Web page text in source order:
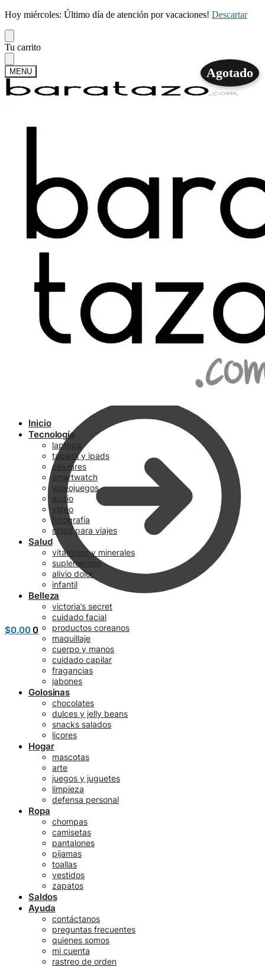
Hoy miércoles: Último día de atención por vacaciones! Descartar
Skip
to
navigation
Skip
to
content
Tu carrito
MENU
Mi cuenta
$0.00 0
Inicio
Tecnología
laptops
tablets y ipads
celulares
smartwatch
videojuegos
audio
video
fotografía
chips para viajes
Salud
vitaminas y minerales
suplementos
alivio dolor
infantil
Belleza
victoria’s secret
cuidado facial
productos coreanos
maquillaje
cuerpo y manos
cuidado capilar
fragancias
jabones
Golosinas
chocolates
dulces y jelly beans
snacks salados
licores
Hogar
mascotas
arte
juegos y juguetes
limpieza
defensa personal
Ropa
chompas
camisetas
pantalones
pijamas
toallas
vestidos
zapatos
Saldos
Ayuda
contáctanos
preguntas frecuentes
quienes somos
mi cuenta
rastreo de orden
Agotado